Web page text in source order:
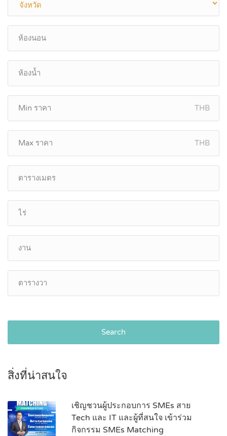
THB
THB
Search
สิ่งที่น่าสนใจ
เชิญชวนผู้ประกอบการ SMEs สาย
Tech และ IT และผู้ที่สนใจ เข้าร่วม
กิจกรรม SMEs Matching